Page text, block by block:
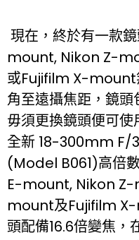
現在，終於有一款
mount, Nikon Z-
或Fujifilm X-mount
角至遠攝焦距，鏡
毋須更換鏡頭便可使
全新 18-300mm F/
(Model B061)高倍
E-mount, Nikon
mount及Fujifilm
頭配備16.6倍變焦，